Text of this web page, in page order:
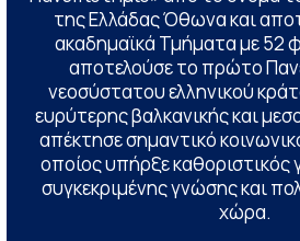
της Ελλάδας Όθωνα και
ακαδημαϊκά Τμήματα με 52
αποτελούσε το πρώτο
νεοσύστατου ελληνικού
ευρύτερης βαλκανικής και
απέκτησε σημαντικό
οποίος υπήρξε
συγκεκριμένης γνώσης και
χώρα.